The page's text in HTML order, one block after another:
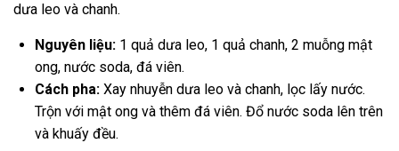
dưa leo và chanh.
Nguyên liệu: 1 quả dưa leo, 1 quả chanh, 2 muỗng mật
ong, nước soda, đá viên.
Cách pha: Xay nhuyễn dưa leo và chanh, lọc lấy nước.
Trộn với mật ong và thêm đá viên. Đổ nước soda lên trên
và khuấy đều.